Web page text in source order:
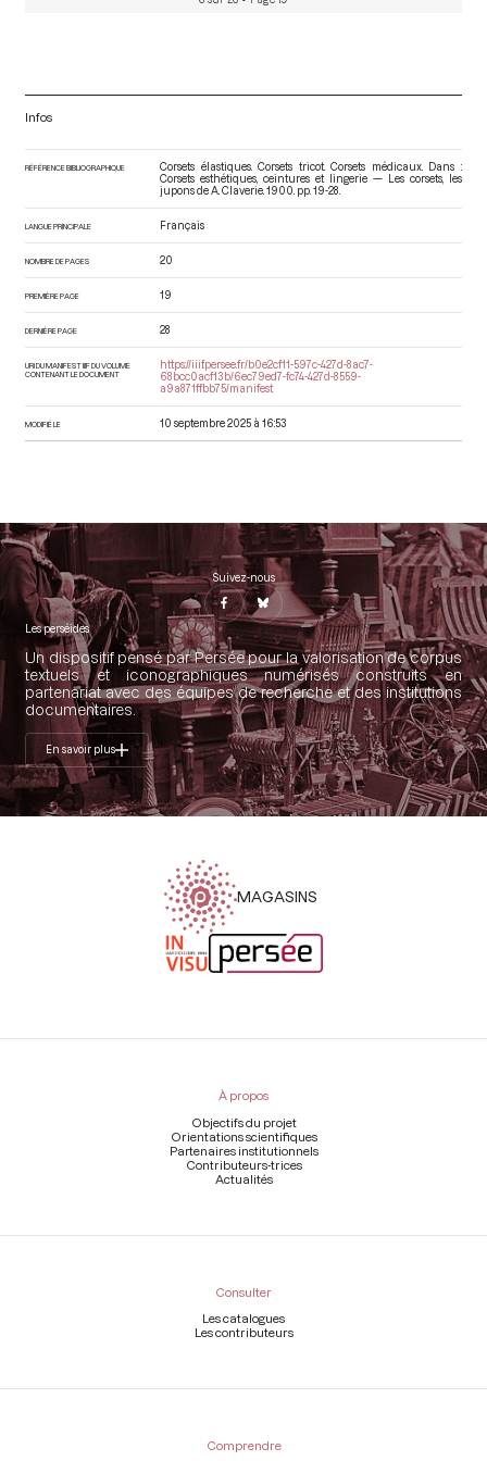
Infos
RÉFÉRENCE BIBLIOGRAPHIQUE
Corsets élastiques. Corsets tricot. Corsets médicaux. Dans :
Corsets esthétiques, ceintures et lingerie — Les corsets, les
jupons de A. Claverie . 1900. pp. 19-28.
LANGUE PRINCIPALE Français
NOMBRE DE PAGES 20
PREMIÈRE PAGE 19
DERNIÈRE PAGE 28
URI DU MANIFEST IIIF DU VOLUME
CONTENANT LE DOCUMENT
https://iiif.persee.fr/b0e2cf11-597c-427d-8ac7-
68bcc0acf13b/6ec79ed7-fc74-427d-8559-
a9a871ffbb75/manifest
MODIFIÉ LE 10 septembre 2025 à 16:53
Suivez-nous
Les perséides
Un dispositif pensé par Persée pour la valorisation de corpus
textuels et iconographiques numérisés construits en
partenariat avec des équipes de recherche et des institutions
documentaires.
En savoir plus
MAGASINS
Menu
À propos
Objectifs du projet
Orientations scientifiques
Partenaires institutionnels
Contributeurs-trices
Actualités
Consulter
Les catalogues
Les contributeurs
Comprendre